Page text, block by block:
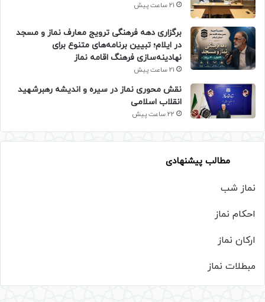
21 ساعت پیش
برگزاری دهه فرهنگی ترویج معارف نماز و مسجد
در ایلام؛ تبیین برنامه‌های متنوع برای
نهادینه‌سازی فرهنگ اقامه نماز
21 ساعت پیش
نقش محوری نماز در سیره و اندیشه رهبرشهید
انقلاب اسلامی
22 ساعت پیش
مطالب پیشنهادی
نماز شب
احکام نماز
ارکان نماز
مبطلات نماز